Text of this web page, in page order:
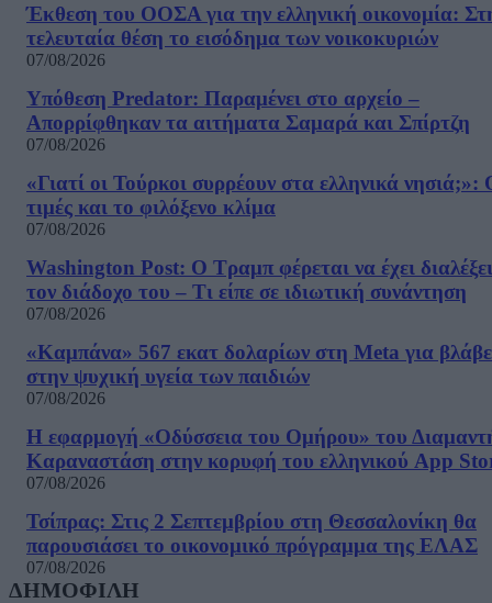
Έκθεση του ΟΟΣΑ για την ελληνική οικονομία:
τελευταία θέση το εισόδημα των νοικοκυριών
07/08/2026
Υπόθεση Predator: Παραμένει στο αρχείο –
Απορρίφθηκαν τα αιτήματα Σαμαρά και Σπίρτζη
07/08/2026
«Γιατί οι Τούρκοι συρρέουν στα ελληνικά νησιά;»:
τιμές και το φιλόξενο κλίμα
07/08/2026
Washington Post: Ο Τραμπ φέρεται να έχει διαλέξει
τον διάδοχο του – Τι είπε σε ιδιωτική συνάντηση
07/08/2026
«Καμπάνα» 567 εκατ δολαρίων στη Meta για
στην ψυχική υγεία των παιδιών
07/08/2026
Η εφαρμογή «Οδύσσεια του Ομήρου» του
Καραναστάση στην κορυφή του ελληνικού App
07/08/2026
Τσίπρας: Στις 2 Σεπτεμβρίου στη Θεσσαλονίκη θα
παρουσιάσει το οικονομικό πρόγραμμα της ΕΛΑΣ
07/08/2026
ΔΗΜΟΦΙΛΗ